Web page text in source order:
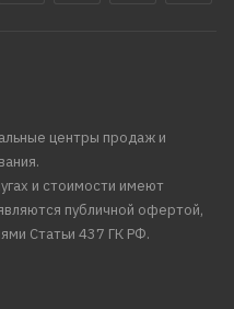
центры продаж и
и стоимости имеют
публичной офертой,
Статьи 437 ГК РФ.